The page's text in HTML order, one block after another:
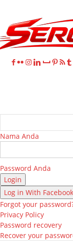
Nama Anda
Password Anda
Log in With Facebook
Forgot your
Privacy Policy
Password recovery
Recover your